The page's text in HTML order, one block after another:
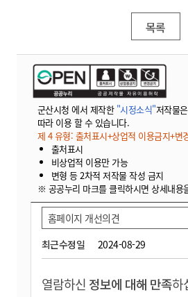
목록
군산시청 에서 제작한 "시정소식"저작물은
따라 이용 할 수 있습니다.
제 4 유형: 출처표시+상업적 이용금지+변
출처표시
비상업적 이용만 가능
변형 등 2차적 저작물 작성 금지
※ 공공누리 마크를 클릭하시면 상세내용
최근수정일 2024-08-29
홈페이지 개선의견
열람하신 정보에 대해 만족하